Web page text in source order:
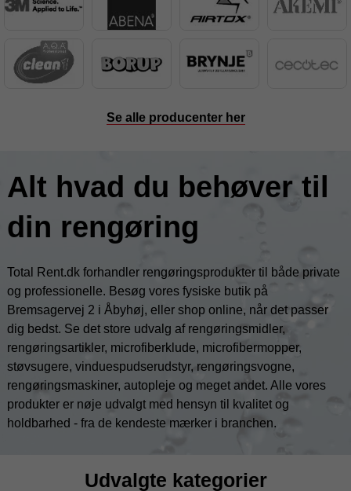
Se alle producenter her
Alt hvad du behøver til
din rengøring
Total Rent.dk forhandler rengøringsprodukter til både private
og professionelle. Besøg vores fysiske butik på
Bremsagervej 2 i Åbyhøj, eller shop online, når det passer
dig bedst. Se det store udvalg af rengøringsmidler,
rengøringsartikler, microfiberklude, microfibermopper,
støvsugere, vinduespudserudstyr, rengøringsvogne,
rengøringsmaskiner, autopleje og meget andet. Alle vores
produkter er nøje udvalgt med hensyn til kvalitet og
holdbarhed - fra de kendeste mærker i branchen.
Udvalgte kategorier